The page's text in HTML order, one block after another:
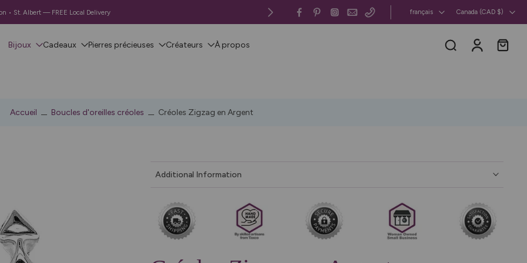
• St. Albert — FREE Local Delivery Canada et États-Unis : livraison gratuite
français Canada ‎(CAD $)‎
Bijoux Cadeaux Pierres précieuses Créateurs À propos
Accueil Boucles d'oreilles créoles Créoles Zigzag en Argent
Additional Information